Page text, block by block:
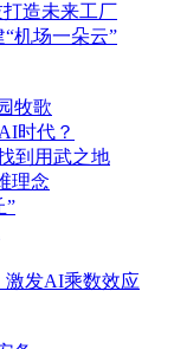
造未来工厂
机场一朵云”
牧歌
时代？
到用武之地
理念
”
激发AI乘数效应